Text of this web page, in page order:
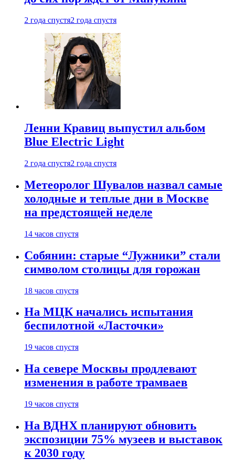
2 года спустя2 года спустя
Ленни Кравиц выпустил альбом
Blue Electric Light
2 года спустя2 года спустя
Метеоролог Шувалов назвал самые
холодные и теплые дни в Москве
на предстоящей неделе
14 часов спустя
Собянин: старые “Лужники” стали
символом столицы для горожан
18 часов спустя
На МЦК начались испытания
беспилотной «Ласточки»
19 часов спустя
На севере Москвы продлевают
изменения в работе трамваев
19 часов спустя
На ВДНХ планируют обновить
экспозиции 75% музеев и выставок
к 2030 году